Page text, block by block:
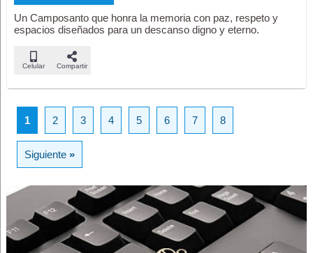
Un Camposanto que honra la memoria con paz, respeto y
espacios diseñados para un descanso digno y eterno.
Celular Compartir
1 2 3 4 5 6 7 8
Siguiente»